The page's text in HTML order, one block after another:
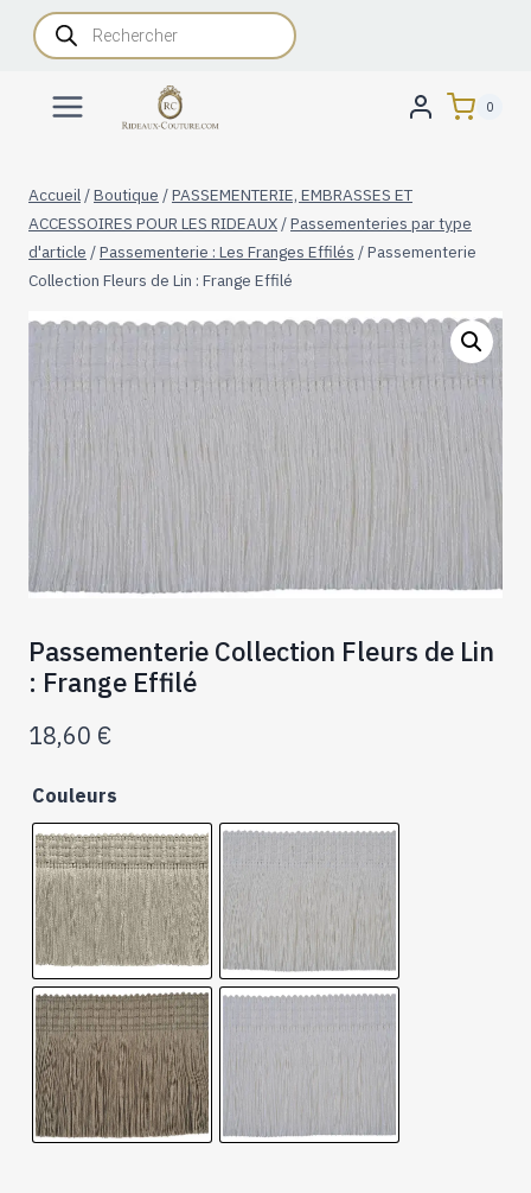
AllerRecherche
de
produits
0
Accueil /Boutique /PASSEMENTERIE, EMBRASSES ET
ACCESSOIRES POUR LES RIDEAUX /Passementeries par type
d'article /Passementerie : Les Franges Effilés /Passementerie
Collection Fleurs de Lin : Frange Effilé
Passementerie Collection Fleurs de Lin
: Frange Effilé
18,60 €
Couleurs